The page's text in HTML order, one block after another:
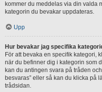
kommer du meddelas via din valda
kategorin du bevakar uppdateras.
Upp
Hur bevakar jag specifika
För att bevaka en specifik kategori,
när du befinner dig i kategorin som
kan du antingen svara på tråden
besvaras” eller så kan du klicka på
trådsidan.